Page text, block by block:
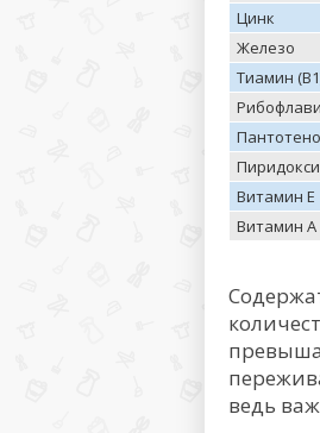
Цинк
Железо
Тиамин
Витамин Е
Витамин А
ведь